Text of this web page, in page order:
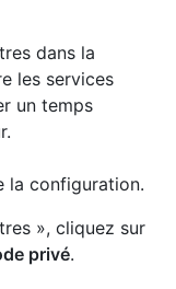
dans la
les services
un temps
la configuration.
», cliquez sur
privé.